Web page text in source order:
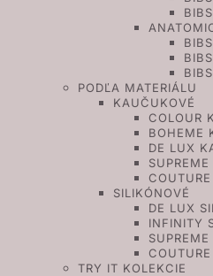
PODĽA MATERIÁLU
KAUČUKOVÉ
COLOUR
BOHEME
DE LUX
SILIKÓNOVÉ
DE LUX
INFINITY
TRY IT KOLEKCIE